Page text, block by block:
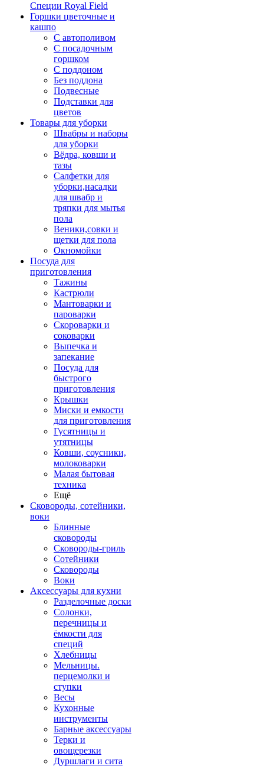
Специи Royal Field
Горшки цветочные и
кашпо
С автополивом
С посадочным
горшком
С поддоном
Без поддона
Подвесные
Подставки для
цветов
Товары для уборки
Швабры и наборы
для уборки
Вёдра, ковши и
тазы
Салфетки для
уборки,насадки
для швабр и
тряпки для мытья
пола
Веники,совки и
щетки для пола
Окномойки
Посуда для
приготовления
Тажины
Кастрюли
Мантоварки и
пароварки
Скороварки и
соковарки
Выпечка и
запекание
Посуда для
быстрого
приготовления
Крышки
Миски и емкости
для приготовления
Гусятницы и
утятницы
Ковши, соусники,
молоковарки
Малая бытовая
техника
Ещё
Сковороды, сотейники,
воки
Блинные
сковороды
Сковороды-гриль
Сотейники
Сковороды
Воки
Аксессуары для кухни
Разделочные доски
Солонки,
перечницы и
ёмкости для
специй
Хлебницы
Мельницы.
перцемолки и
ступки
Весы
Кухонные
инструменты
Барные аксессуары
Терки и
овощерезки
Дуршлаги и сита